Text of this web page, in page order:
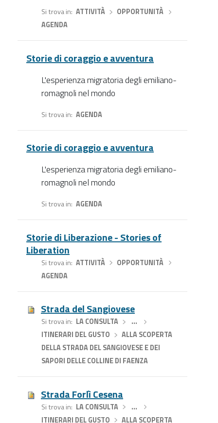
Si trova in ATTIVITÀ› OPPORTUNITÀ
AGENDA
Storie di coraggio e avventura
L'esperienza migratoria degli emiliano-
romagnoli nel mondo
Si trova in AGENDA
Storie di coraggio e avventura
L'esperienza migratoria degli emiliano-
romagnoli nel mondo
Si trova in AGENDA
Storie di Liberazione - Stories of
Liberation
Si trova in ATTIVITÀ› OPPORTUNITÀ
AGENDA
Strada del Sangiovese
Si trova in LA CONSULTA› …
ITINERARI DEL GUSTO
ALLA SCOPERTA
DELLA STRADA DEL SANGIOVESE E DEI
SAPORI DELLE COLLINE DI FAENZA
Strada Forlì Cesena
Si trova in LA CONSULTA› …
ITINERARI DEL GUSTO
ALLA SCOPERTA